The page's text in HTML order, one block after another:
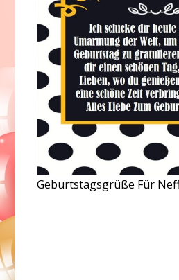
Geburtstagsgrüße Für